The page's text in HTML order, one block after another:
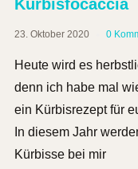
Kürbisfocaccia
23. Oktober 2020 0
Heute wird es
denn ich habe mal
ein Kürbisrezept für
In diesem Jahr
Kürbisse bei mir